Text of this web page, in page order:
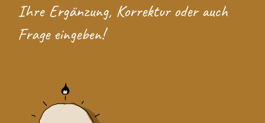
Ihre Ergänzung, Korrektur oder auch
Frage eingeben!